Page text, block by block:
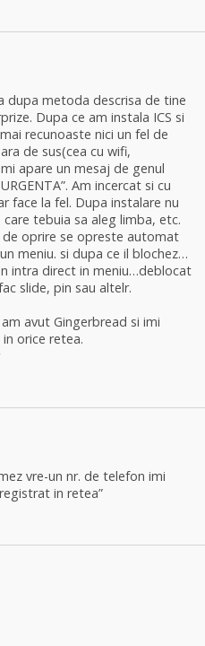
dupa metoda descrisa de tine
Dupa ce am instala ICS si
recunoaste nici un fel de
de sus(cea cu wifi,
apare un mesaj de genul
Am incercat si cu
face la fel. Dupa instalare nu
tebuia sa aleg limba, etc.
de oprire se opreste automat
meniu. si dupa ce il blochez…
intra direct in meniu…deblocat
slide, pin sau altelr.
avut Gingerbread si imi
orice retea.
vre-un nr. de telefon imi
in retea”